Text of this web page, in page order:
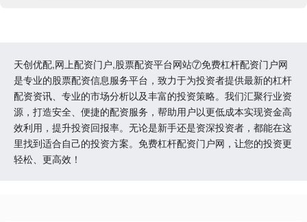
天创优配,网上配资门户,股票配资平台网站⑦免费杠杆配资门户网
是专业的股票配资信息服务平台，致力于为投资者提供最新的杠杆
配资资讯、专业的市场分析以及丰富的投资策略。我们汇聚行业资
源，打造安全、便捷的配资服务，帮助用户以更低成本实现资金高
效利用，提升投资回报率。无论是新手还是资深投资者，都能在这
里找到适合自己的投资方案。免费杠杆配资门户网，让您的投资更
轻松、更高效！